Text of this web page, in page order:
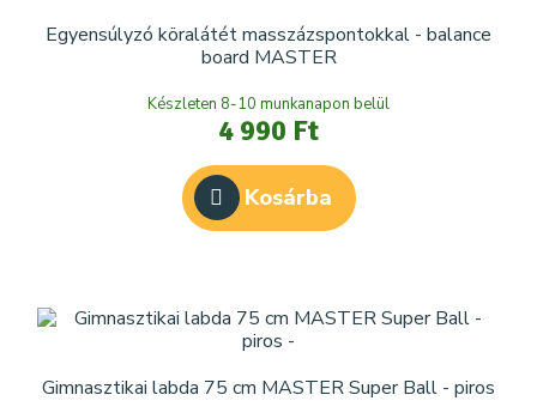
Egyensúlyzó köralátét masszázspontokkal - balance
board MASTER
Készleten 8-10 munkanapon belül
4 990 Ft
Kosárba
Gimnasztikai labda 75 cm MASTER Super Ball - piros